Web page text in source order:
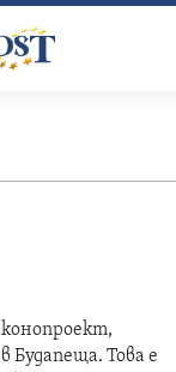
Будапеща. Това е